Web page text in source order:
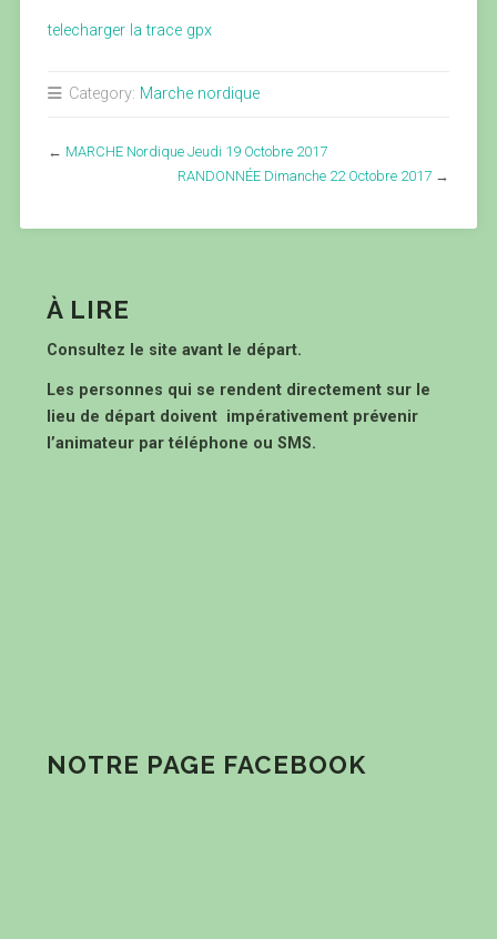
telecharger la trace gpx
Category: Marche nordique
← MARCHE Nordique Jeudi 19 Octobre 2017
RANDONNÉE Dimanche 22 Octobre 2017 →
À LIRE
Consultez le site avant le départ.
Les personnes qui se rendent directement sur le
lieu de départ doivent impérativement prévenir
l’animateur par téléphone ou SMS.
NOTRE PAGE FACEBOOK